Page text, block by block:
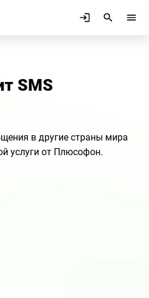
SMS
в другие страны мира
услуги от Плюсофон.